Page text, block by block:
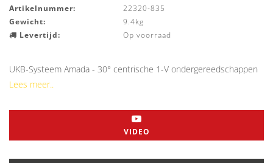
Artikelnummer:
22320-835
Gewicht:
9.4kg
Levertijd:
Op voorraad
UKB-Systeem Amada - 30° centrische 1-V ondergereedschappen
Lees meer..
VIDEO